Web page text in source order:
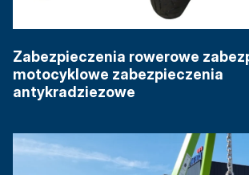
Zabezpieczenia rowerowe
motocyklowe zabezpieczenia
antykradziezowe